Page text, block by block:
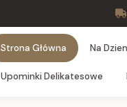
Strona Główna Na
Upominki Delikatesowe